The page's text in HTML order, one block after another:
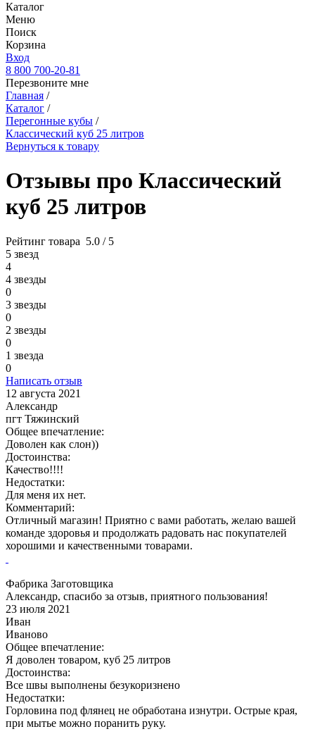
Каталог
Меню
Поиск
Корзина
Вход
8 800 700-20-81
Перезвоните мне
Главная /
Каталог /
Перегонные кубы /
Классический куб 25 литров
Вернуться к товару
Отзывы про Классический
куб 25 литров
Рейтинг товара 5.0 / 5
5 звезд
4
4 звезды
0
3 звезды
0
2 звезды
0
1 звезда
0
Написать отзыв
12 августа 2021
Александр
пгт Тяжинский
Общее впечатление:
Доволен как слон))
Достоинства:
Качество!!!!
Недостатки:
Для меня их нет.
Комментарий:
Отличный магазин! Приятно с вами работать, желаю вашей
команде здоровья и продолжать радовать нас покупателей
хорошими и качественными товарами.
Фабрика Заготовщика
Александр, спасибо за отзыв, приятного пользования!
23 июля 2021
Иван
Иваново
Общее впечатление:
Я доволен товаром, куб 25 литров
Достоинства:
Все швы выполнены безукоризнено
Недостатки:
Горловина под флянец не обработана изнутри. Острые края,
при мытье можно поранить руку.